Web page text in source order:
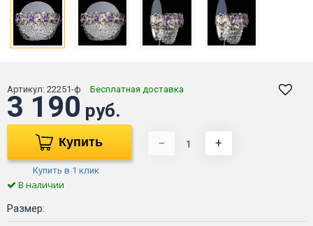
Артикул: 22251-ф Бесплатная доставка
3 190 руб.
Купить
Купить в 1 клик
− +
В наличии
Размер: